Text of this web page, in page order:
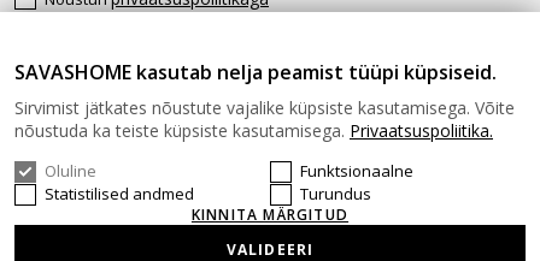
SAVASHOME kasutab nelja peamist tüüpi küpsiseid.
Sirvimist jätkates nõustute vajalike küpsiste kasutamisega. Võite
nõustuda ka teiste küpsiste kasutamisega. Privaatsuspoliitika.
Oluline
Funktsionaalne
Statistilised andmed
Turundus
KINNITA MÄRGITUD
VALIDEERI